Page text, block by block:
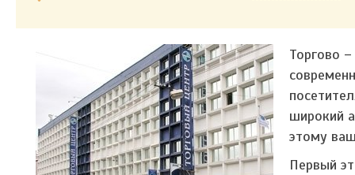
Торгово
широкий
этому
Первый